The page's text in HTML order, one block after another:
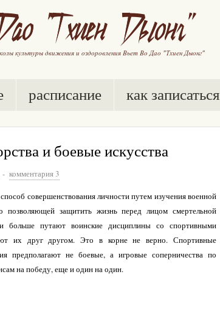
расписание как записаться
и боевые искусства
- комментария 3
совершенствования личности путем изучения военной
позволяющей защитить жизнь перед лицом смертельной
больше путают воинские дисциплины со спортивными
их друг другом. Это в корне не верно. Спортивные
предполагают не боевые, а игровые соперничества по
на победу, еще и один на один.